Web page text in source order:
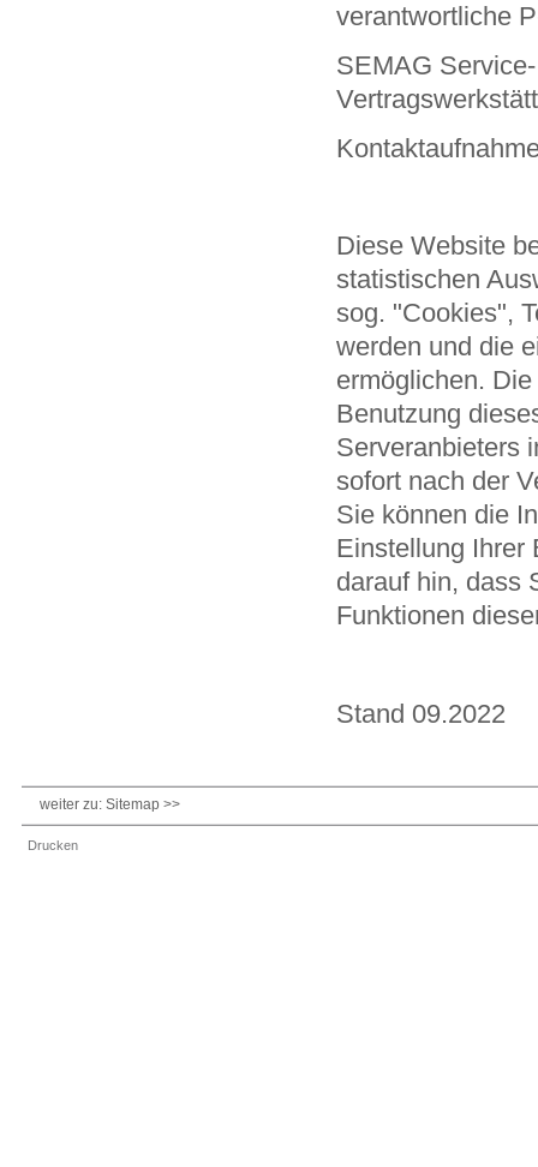
verantwortliche
SEMAG
Diese Website
statistischen
sog. "Cookies",
werden und die
ermöglichen.
Benutzung
Serveranbieters
sofort nach der
Sie können die
Einstellung Ihrer
darauf hin, dass
Funktionen
Stand 09.2022
weiter zu: Sitemap >>
Drucken